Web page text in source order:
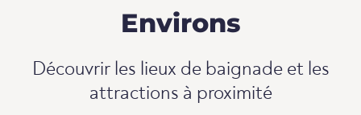
Environs
Découvrir les lieux de baignade et les
attractions à proximité